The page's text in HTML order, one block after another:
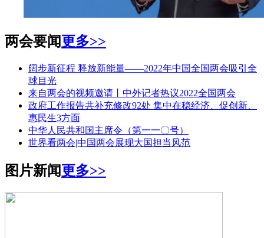
两会要闻更多>>
阔步新征程 释放新能量——2022年中国全国两会吸引全
球目光
来自两会的视频邀请丨中外记者热议2022全国两会
政府工作报告共补充修改92处 集中在稳经济、促创新、
惠民生3方面
中华人民共和国主席令（第一一〇号）
世界看两会|中国两会展现大国担当风范
图片新闻更多>>